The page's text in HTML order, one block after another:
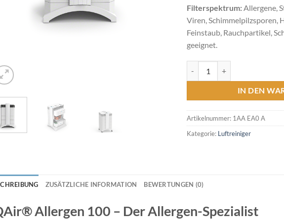
Filterspektrum: Allergene,
Viren, Schimmelpilzsporen,
Feinstaub, Rauchpartikel,
geeignet.
IN DEN
Artikelnummer: 1AA EA0 A
Kategorie: Luftreiniger
ZUSÄTZLICHE INFORMATION BEWERTUNGEN (0)
Allergen 100 – Der Allergen-Spezialist